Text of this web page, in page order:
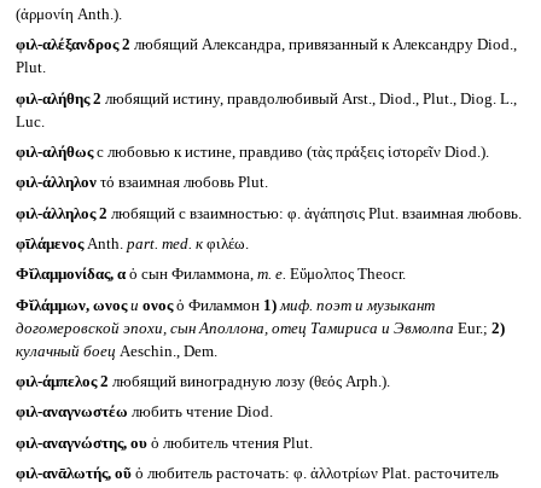
(ἁρμονίη Anth.).
φιλ-αλέξανδρος 2 любящий Александра, привязанный к Александру Diod.,
Plut.
φιλ-αλήθης 2 любящий истину, правдолюбивый Arst., Diod., Plut., Diog. L.,
Luc.
φιλ-αλήθωςс любовью к истине, правдиво (τὰς πράξεις ἱστορεῖν Diod.).
φιλ-άλληλον τό взаимная любовь Plut.
φιλ-άλληλος 2 любящий с взаимностью: φ. ἀγάπησις Plut. взаимная любовь.
φῑλάμενοςAnth. part. med. кφιλέω.
Φῐλαμμονίδας, αὁ сын Филаммона, т. е. Εὔμολπος Theocr.
Φῐλάμμων, ωνος и ονοςὁ Филаммон 1) миф. поэт и музыкант
догомеровской эпохи, сын Аполлона, отец Тамириса и Эвмолпа Eur.; 2)
кулачный боец Aeschin., Dem.
φιλ-άμπελος 2 любящий виноградную лозу (θεός Arph.).
φιλ-αναγνωστέω любить чтение Diod.
φιλ-αναγνώστης, ουὁ любитель чтения Plut.
φιλ-ανᾱλωτής, οῦὁ любитель расточать: φ. ἀλλοτρίων Plat. расточитель